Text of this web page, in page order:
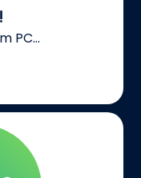
PC...